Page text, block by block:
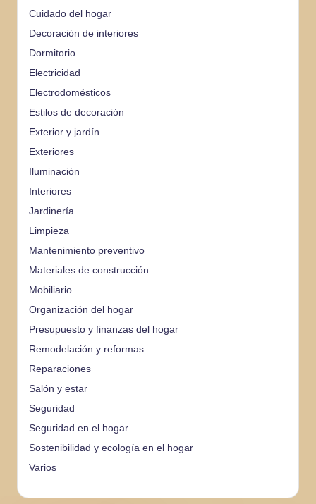
Cuidado del hogar
Decoración de interiores
Dormitorio
Electricidad
Electrodomésticos
Estilos de decoración
Exterior y jardín
Exteriores
Iluminación
Interiores
Jardinería
Limpieza
Mantenimiento preventivo
Materiales de construcción
Mobiliario
Organización del hogar
Presupuesto y finanzas del hogar
Remodelación y reformas
Reparaciones
Salón y estar
Seguridad
Seguridad en el hogar
Sostenibilidad y ecología en el hogar
Varios